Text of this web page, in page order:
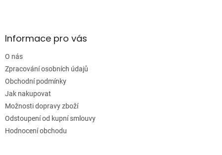
aInformace pro vás
O nás
Zpracování osobních údajů
Obchodní podmínky
Jak nakupovat
Možnosti dopravy zboží
Odstoupení od kupní smlouvy
Hodnocení obchodu